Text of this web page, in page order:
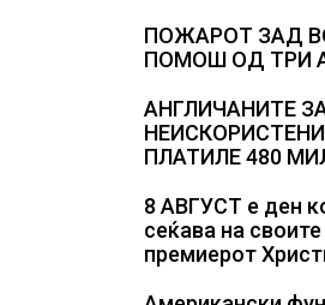
Полска,
ПОЖАРОТ ЗАД
ПОМОШ ОД ТРИ
АНГЛИЧАНИТЕ
ПЛАТИЛЕ 480
само лекови
потребни
8 АВГУСТ е ден
сеќава на
премиерот